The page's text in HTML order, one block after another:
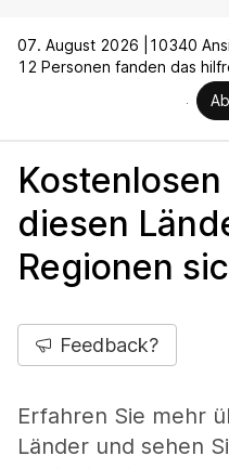
07. August 2026 |
10340
12 Personen fanden das
diesen
Regionen
Feedback?
Erfahren Sie mehr
Länder und sehen